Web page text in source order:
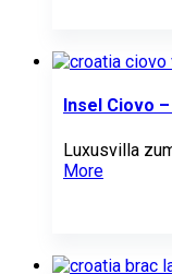
Insel Ciovo
Luxusvilla
More